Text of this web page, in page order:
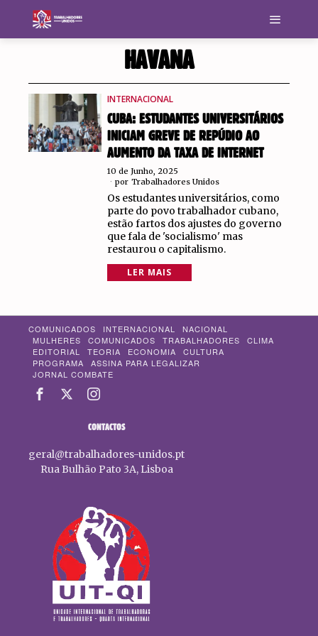
HAVANA
INTERNACIONAL
CUBA: ESTUDANTES UNIVERSITÁRIOS
INICIAM GREVE DE REPÚDIO AO
AUMENTO DA TAXA DE INTERNET
10 de Junho, 2025
por Trabalhadores Unidos
Os estudantes universitários, como
parte do povo trabalhador cubano,
estão fartos dos ajustes do governo
que fala de 'socialismo' mas
restaurou o capitalismo.
LER MAIS
COMUNICADOS INTERNACIONAL
NACIONAL
MULHERES
COMUNICADOS TRABALHADORES
CLIMA
EDITORIAL
TEORIA ECONOMIA
CULTURA
PROGRAMA
ASSINA PARA LEGALIZAR
JORNAL COMBATE
CONTACTOS
geral@trabalhadores-unidos.pt
Rua Bulhão Pato 3A, Lisboa